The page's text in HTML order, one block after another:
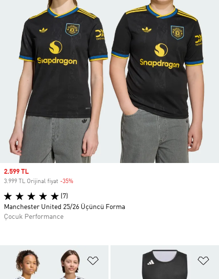
Favori Listesine Ekle
Sale price
2.599 TL
3.999 TL Orijinal fiyat -35%
(7)
Manchester United 25/26 Üçüncü Forma
Çocuk Performance